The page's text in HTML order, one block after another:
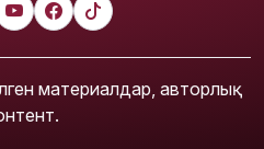
материалдар, авторлық